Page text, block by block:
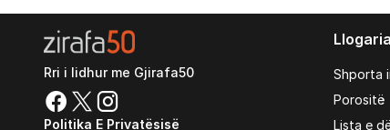
Rri i lidhur me Gjirafa50
Politika E Privatësisë
Llogaria
Shporta
Porositë
Lista e